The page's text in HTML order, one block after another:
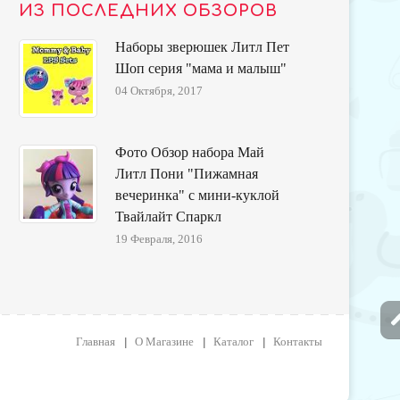
ИЗ ПОСЛЕДНИХ ОБЗОРОВ
Наборы зверюшек Литл Пет
Шоп серия "мама и малыш"
04 Октября, 2017
Фото Обзор набора Май
Литл Пони "Пижамная
вечеринка" с мини-куклой
Твайлайт Спаркл
19 Февраля, 2016
Главная О Магазине Каталог Контакты